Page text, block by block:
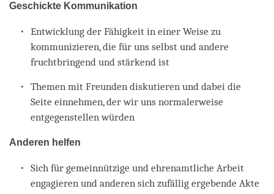
Geschickte Kommunikation
Entwicklung der Fähigkeit in einer Weise zu
kommunizieren, die für uns selbst und andere
fruchtbringend und stärkend ist
Themen mit Freunden diskutieren und dabei die
Seite einnehmen, der wir uns normalerweise
entgegenstellen würden
Anderen helfen
Sich für gemeinnützige und ehrenamtliche Arbeit
engagieren und anderen sich zufällig ergebende Akte